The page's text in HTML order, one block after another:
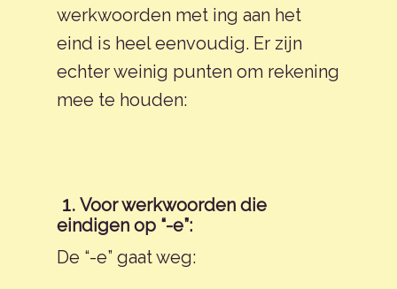
werkwoorden met ing aan het
eind is heel eenvoudig. Er zijn
echter weinig punten om rekening
mee te houden:
1.Voor werkwoorden die
eindigen op “-e”:
De “-e” gaat weg:
Idioom In Het Engels
Everyday English |
Engels
繁體中文